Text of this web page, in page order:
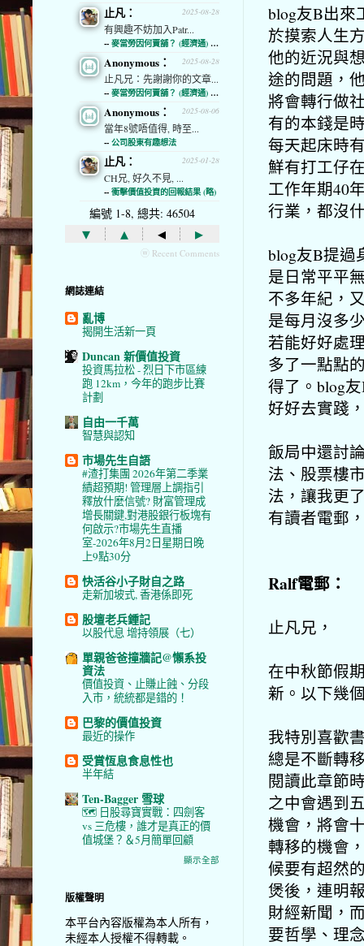
blog友B出來
於摸索人生
他的近況與
途的問題，
將會轉行做
有的本錢是
每天起床時
鮮有打工仔
工作年期40
行業，都沒
blog友B提過
是日常平平
不多年紀，
是每月沒多
若能好好處
多了一點點
得了。blog
好好去實踐
飯局中還討
法、股票樓
法，讓我更
有讀者電郵
Ralf電郵：
止凡兄，
在中秋節假
新。以下幾
我特別喜歡
總是不斷轉
閱讀此章節
之中會遇到
機會，將會
轉移的機會
候要有超然
煲後，連明
財經新聞，
要哲學、理
2025-08-28
止凡：
有興趣不妨加入Patr...
-- 麥當勞因何賣舖？ (經濟通) (略)
2025-08-28
Anonymous：
止凡兄：先謝謝你的文章...
-- 麥當勞因何賣舖？ (經濟通) (略)
2025-08-06
Anonymous：
當年8號唔值得, 時至...
-- 公司股東有趣想法
2025-01-28
止凡：
CH兄, 好久不見, ...
-- 衝擊價值投資的回報結果 (略)
編號 1-8, 總共: 46504
▾ ▴ ◂ ▸
ⓦ Recent Comments
網誌連結
亂博
揭開生活新一頁
Duncan 新價值投資
投資馬拉松 - 烈日下市區練
跑 12km，今年的跑步比賽
計劃
自由一千萬
智慧與認知
市場先生自語
#渣打集團 2026年第二季業
績超預期! 管理層上調指引
釋放什麼信號? 財富管理成
增長關鍵,對港股銀行板塊有
何啟示?市場先生直播
室-2026年8月2日星期日晚
上9點30分
快活谷小子財自之路
走新加坡式, 香港係即死
股壇老兵鍾記
以股代息 增持領展（七）
單親爸爸撞牆記@懶系投
資法
價值投資、止賺止蝕、分段
入市，統統都是錯的！
巴黎的價值投資
最近的操作
受賞恆息食息性也
半年結
Ten-Bagger 雪球
🗺️ 日股尋寶實戰：四劍客
vs 三危樓，誰才是真正的價
值城堡？＆5月簡單回顧
顯示全部
版權聲明
本平台內容版權為本人所有，
未經本人授權不得轉載。